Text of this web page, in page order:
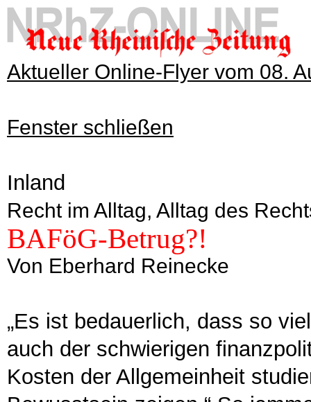
Aktueller Online-Flyer vom 08.
Fenster schließen
Inland
Recht im Alltag, Alltag des
BAFöG-Betrug?!
Von Eberhard Reinecke
„Es ist bedauerlich, dass so
auch der schwierigen
Kosten der Allgemeinheit